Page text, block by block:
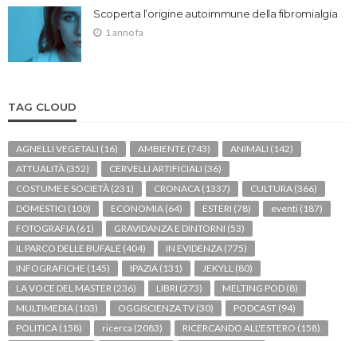
Scoperta l’origine autoimmune della fibromialgia
1 anno fa
TAG CLOUD
AGNELLI VEGETALI (16) AMBIENTE (743) ANIMALI (142)
ATTUALITÀ (352) CERVELLI ARTIFICIALI (36)
COSTUME E SOCIETÀ (231) CRONACA (1337) CULTURA (366)
DOMESTICI (100) ECONOMIA (64) ESTERI (78) eventi (187)
FOTOGRAFIA (61) GRAVIDANZA E DINTORNI (53)
IL PARCO DELLE BUFALE (404) IN EVIDENZA (775)
INFOGRAFICHE (145) IPAZIA (131) JEKYLL (80)
LA VOCE DEL MASTER (236) LIBRI (273) MELTING POD (8)
MULTIMEDIA (103) OGGISCIENZA TV (30) PODCAST (94)
POLITICA (158) ricerca (2083) RICERCANDO ALL'ESTERO (158)